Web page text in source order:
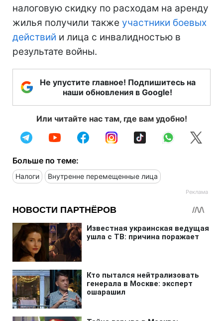
налоговую скидку по расходам на аренду
жилья получили также участники боевых
действий и лица с инвалидностью в
результате войны.
Не упустите главное! Подпишитесь на
наши обновления в Google!
Или читайте нас там, где вам удобно!
Больше по теме:
Налоги Внутренне перемещенные лица